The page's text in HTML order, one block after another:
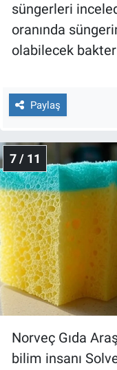
süngerleri
oranında
olabilecek
Paylaş
7 / 11
Norveç Gıda
bilim insanı